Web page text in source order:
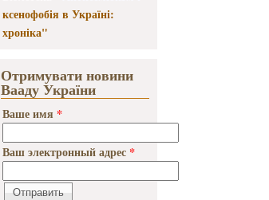
ксенофобія в Україні:
хроніка"
Отримувати новини
Вааду України
Ваше имя *
Ваш электронный адрес *